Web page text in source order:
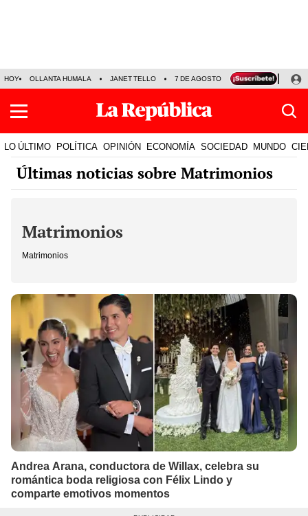
HOY OLLANTA HUMALA JANET TELLO 7 DE AGOSTO TINKA RESULTADOS
LO ÚLTIMO POLÍTICA OPINIÓN ECONOMÍA SOCIEDAD MUNDO
Últimas noticias sobre Matrimonios
Matrimonios
Matrimonios
Andrea Arana, conductora de Willax, celebra su
romántica boda religiosa con Félix Lindo y
comparte emotivos momentos